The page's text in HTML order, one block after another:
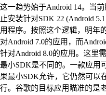
这一趋势始于Android 14。当
止安装针对SDK 22 (Android
用程序。按照这个逻辑，明年
对Android 7.0的应用，而
针对Android 8.0的应用。这里
最小SDK是不同的。一款应用
果最小SDK允许，它仍然可以
行。谷歌的目标应用瞄准的是